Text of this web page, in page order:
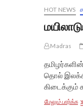
HOT NEWS
Madras
தொல்
கிடைக்கும்
மேலும் பார்க்க